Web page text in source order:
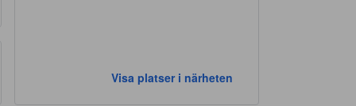
Visa platser i närheten